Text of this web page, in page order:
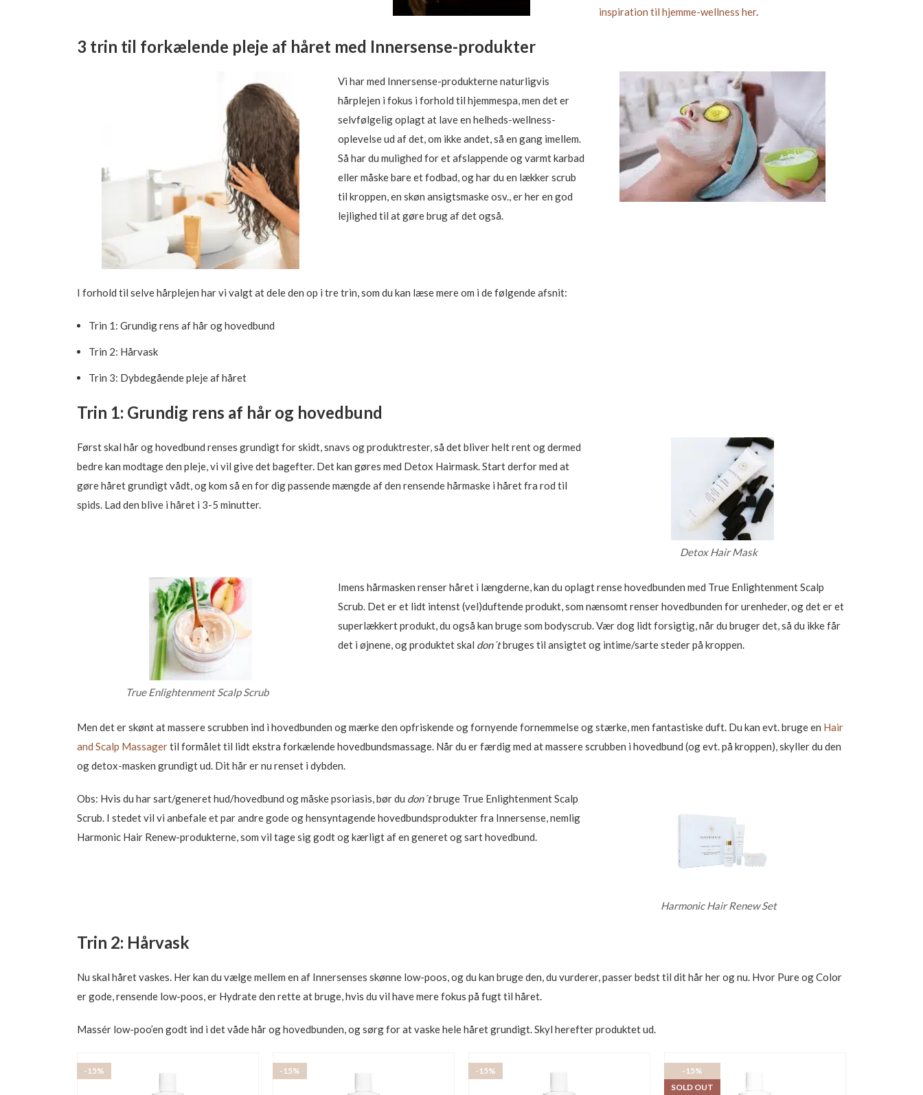
inspiration til hjemme-wellness her.
3 trin til forkælende pleje af håret med Innersense-produkter
Vi har med Innersense-produkterne naturligvis
hårplejen i fokus i forhold til hjemmespa, men det er
selvfølgelig oplagt at lave en helheds-wellness-
oplevelse ud af det, om ikke andet, så en gang imellem.
Så har du mulighed for et afslappende og varmt karbad
eller måske bare et fodbad, og har du en lækker scrub
til kroppen, en skøn ansigtsmaske osv., er her en god
lejlighed til at gøre brug af det også.
I forhold til selve hårplejen har vi valgt at dele den op i tre trin, som du kan læse mere om i de følgende afsnit:
Trin 1: Grundig rens af hår og hovedbund
Trin 2: Hårvask
Trin 3: Dybdegående pleje af håret
Trin 1: Grundig rens af hår og hovedbund
Først skal hår og hovedbund renses grundigt for skidt, snavs og produktrester, så det bliver helt rent og dermed
bedre kan modtage den pleje, vi vil give det bagefter. Det kan gøres med Detox Hairmask. Start derfor med at
gøre håret grundigt vådt, og kom så en for dig passende mængde af den rensende hårmaske i håret fra rod til
spids. Lad den blive i håret i 3-5 minutter.
Detox Hair Mask
True Enlightenment Scalp Scrub
Imens hårmasken renser håret i længderne, kan du oplagt rense hovedbunden med True Enlightenment Scalp
Scrub. Det er et lidt intenst (vel)duftende produkt, som nænsomt renser hovedbunden for urenheder, og det er et
superlækkert produkt, du også kan bruge som bodyscrub. Vær dog lidt forsigtig, når du bruger det, så du ikke får
det i øjnene, og produktet skal don´tbruges til ansigtet og intime/sarte steder på kroppen.
Men det er skønt at massere scrubben ind i hovedbunden og mærke den opfriskende og fornyende fornemmelse og stærke, men fantastiske duft. Du kan evt. bruge en Hair
and Scalp Massagertil formålet til lidt ekstra forkælende hovedbundsmassage. Når du er færdig med at massere scrubben i hovedbund (og evt. på kroppen), skyller du den
og detox-masken grundigt ud. Dit hår er nu renset i dybden.
Obs: Hvis du har sart/generet hud/hovedbund og måske psoriasis, bør du don´tbruge True Enlightenment Scalp
Scrub. I stedet vil vi anbefale et par andre gode og hensyntagende hovedbundsprodukter fra Innersense, nemlig
Harmonic Hair Renew-produkterne, som vil tage sig godt og kærligt af en generet og sart hovedbund.
Harmonic Hair Renew Set
Trin 2: Hårvask
Nu skal håret vaskes. Her kan du vælge mellem en af Innersenses skønne low-poos, og du kan bruge den, du vurderer, passer bedst til dit hår her og nu. Hvor Pure og Color
er gode, rensende low-poos, er Hydrate den rette at bruge, hvis du vil have mere fokus på fugt til håret.
Massér low-poo’en godt ind i det våde hår og hovedbunden, og sørg for at vaske hele håret grundigt. Skyl herefter produktet ud.
-15% -15% -15%
-15%
SOLD OUT